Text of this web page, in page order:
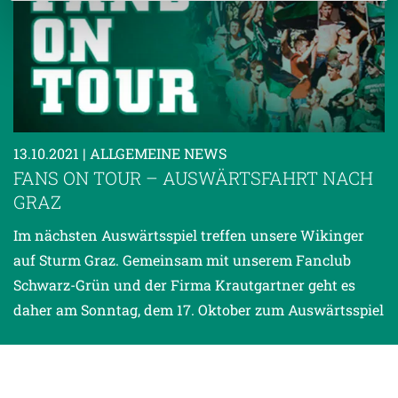
Weitere Details, insbesondere zu Speicherdauer und
Empfänger entnehmen Sie unserer
Datenschutzerklärung
13.10.2021 | ALLGEMEINE NEWS
FANS ON TOUR – AUSWÄRTSFAHRT NACH
GRAZ
Im nächsten Auswärtsspiel treffen unsere Wikinger
auf Sturm Graz. Gemeinsam mit unserem Fanclub
Schwarz-Grün und der Firma Krautgartner geht es
daher am Sonntag, dem 17. Oktober zum Auswärtsspiel